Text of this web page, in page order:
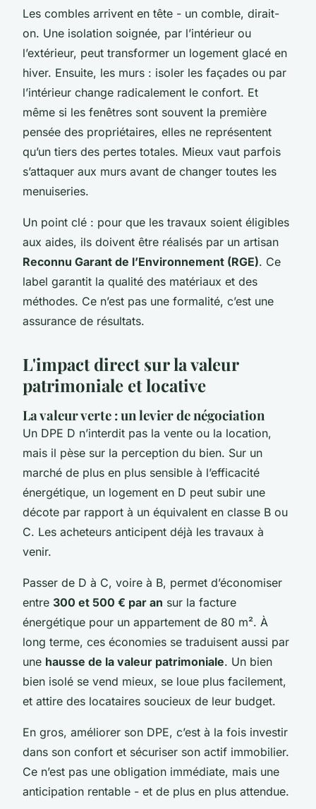
Les combles arrivent en tête - un comble, dirait-
on. Une isolation soignée, par l’intérieur ou
l’extérieur, peut transformer un logement glacé en
hiver. Ensuite, les murs : isoler les façades ou par
l’intérieur change radicalement le confort. Et
même si les fenêtres sont souvent la première
pensée des propriétaires, elles ne représentent
qu’un tiers des pertes totales. Mieux vaut parfois
s’attaquer aux murs avant de changer toutes les
menuiseries.
Un point clé : pour que les travaux soient éligibles
aux aides, ils doivent être réalisés par un artisan
Reconnu Garant de l’Environnement (RGE). Ce
label garantit la qualité des matériaux et des
méthodes. Ce n’est pas une formalité, c’est une
assurance de résultats.
L'impact direct sur la valeur
patrimoniale et locative
La valeur verte : un levier de négociation
Un DPE D n’interdit pas la vente ou la location,
mais il pèse sur la perception du bien. Sur un
marché de plus en plus sensible à l’efficacité
énergétique, un logement en D peut subir une
décote par rapport à un équivalent en classe B ou
C. Les acheteurs anticipent déjà les travaux à
venir.
Passer de D à C, voire à B, permet d’économiser
entre 300 et 500 € par an sur la facture
énergétique pour un appartement de 80 m². À
long terme, ces économies se traduisent aussi par
une hausse de la valeur patrimoniale. Un bien
bien isolé se vend mieux, se loue plus facilement,
et attire des locataires soucieux de leur budget.
En gros, améliorer son DPE, c’est à la fois investir
dans son confort et sécuriser son actif immobilier.
Ce n’est pas une obligation immédiate, mais une
anticipation rentable - et de plus en plus attendue.